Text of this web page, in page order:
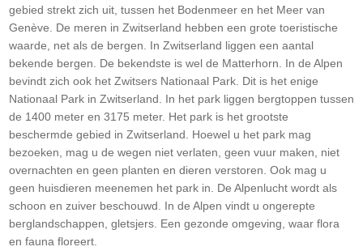
gebied strekt zich uit, tussen het Bodenmeer en het Meer van
Genève. De meren in Zwitserland hebben een grote toeristische
waarde, net als de bergen. In Zwitserland liggen een aantal
bekende bergen. De bekendste is wel de Matterhorn. In de Alpen
bevindt zich ook het Zwitsers Nationaal Park. Dit is het enige
Nationaal Park in Zwitserland. In het park liggen bergtoppen tussen
de 1400 meter en 3175 meter. Het park is het grootste
beschermde gebied in Zwitserland. Hoewel u het park mag
bezoeken, mag u de wegen niet verlaten, geen vuur maken, niet
overnachten en geen planten en dieren verstoren. Ook mag u
geen huisdieren meenemen het park in. De Alpenlucht wordt als
schoon en zuiver beschouwd. In de Alpen vindt u ongerepte
berglandschappen, gletsjers. Een gezonde omgeving, waar flora
en fauna floreert.